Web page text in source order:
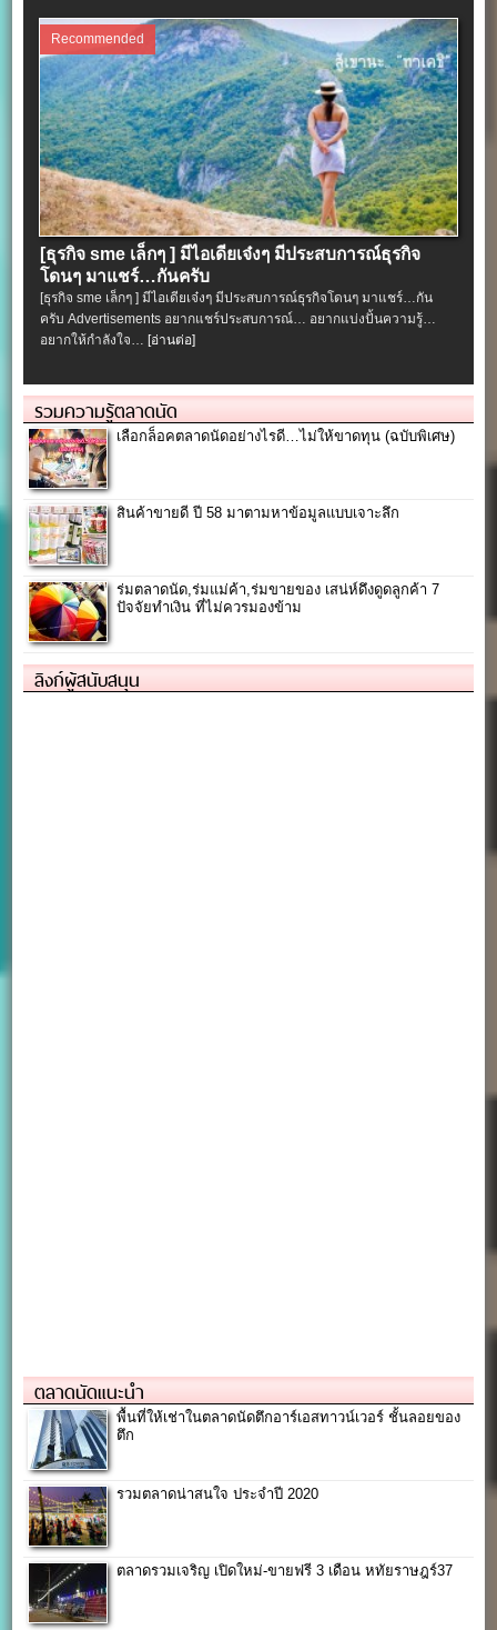
Recommended
[ธุรกิจ sme เล็กๆ ] มีไอเดียเจ๋งๆ มีประสบการณ์ธุรกิจ
โดนๆ มาแชร์…กันครับ
[ธุรกิจ sme เล็กๆ ] มีไอเดียเจ๋งๆ มีประสบการณ์ธุรกิจโดนๆ มาแชร์…กัน
ครับ Advertisements อยากแชร์ประสบการณ์… อยากแบ่งปั้นความรู้…
อยากให้กำลังใจ…[อ่านต่อ]
รวมความรู้ตลาดนัด
เลือกล็อคตลาดนัดอย่างไรดี…ไม่ให้ขาดทุน (ฉบับพิเศษ)
สินค้าขายดี ปี 58 มาตามหาข้อมูลแบบเจาะลึก
ร่มตลาดนัด,ร่มแม่ค้า,ร่มขายของ เสน่ห์ดึงดูดลูกค้า 7
ปัจจัยทำเงิน ที่ไม่ควรมองข้าม
ลิงก์ผู้สนับสนุน
ตลาดนัดแนะนำ
พื้นที่ให้เช่าในตลาดนัดตึกอาร์เอสทาวน์เวอร์ ชั้นลอยของ
ตึก
รวมตลาดน่าสนใจ ประจำปี 2020
ตลาดรวมเจริญ เปิดใหม่-ขายฟรี 3 เดือน หทัยราษฎร์37